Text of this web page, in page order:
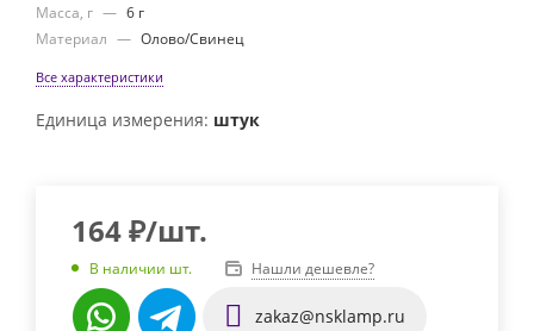
Масса, г — 6 г
Материал — Олово/Свинец
Все характеристики
Единица измерения: штук
164₽/шт.
В наличии шт. Нашли дешевле?
zakaz@nsklamp.ru